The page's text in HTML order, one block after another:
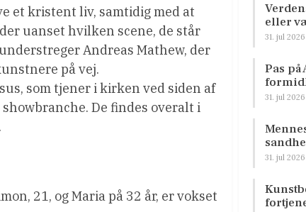
et kristent liv, samtidig med at
uanset hvilken scene, de står
Andreas Mathew, der
på vej.
som tjener i kirken ved siden af
De findes overalt i
21, og Maria på 32 år, er vokset
eller
31. jul 2026
Pas
31. jul 2026
31. jul 2026